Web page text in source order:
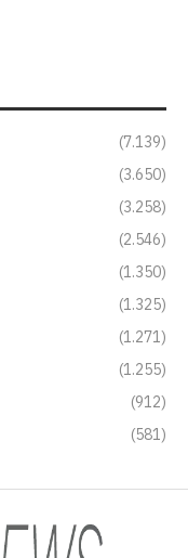
(7.139)
(3.650)
(3.258)
(2.546)
(1.350)
(1.325)
(1.271)
(1.255)
(912)
(581)